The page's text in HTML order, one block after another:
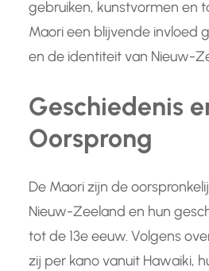
gebruiken, kunstvormen en
Maori een blijvende invloed
en de identiteit van Nieuw-
Geschiedenis
Oorsprong
De Maori zijn de
Nieuw-Zeeland en hun
tot de 13e eeuw. Volgens
zij per kano vanuit Hawaiki,